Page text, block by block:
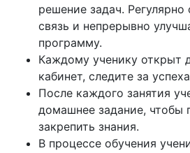
решение задач.
связь и непрерывно
программу.
Каждому ученику открыт
кабинет, следите за
После каждого занятия
домашнее задание, чтобы
закрепить знания.
В процессе обучения